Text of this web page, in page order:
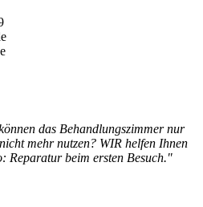
das Behandlungszimmer nur
mehr nutzen? WIR helfen Ihnen
Reparatur beim ersten Besuch."